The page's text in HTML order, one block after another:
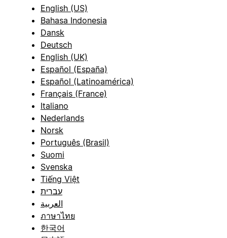
English (US)
Bahasa Indonesia
Dansk
Deutsch
English (UK)
Español (España)
Español (Latinoamérica)
Français (France)
Italiano
Nederlands
Norsk
Português (Brasil)
Suomi
Svenska
Tiếng Việt
עברית
العربية
ภาษาไทย
한국어